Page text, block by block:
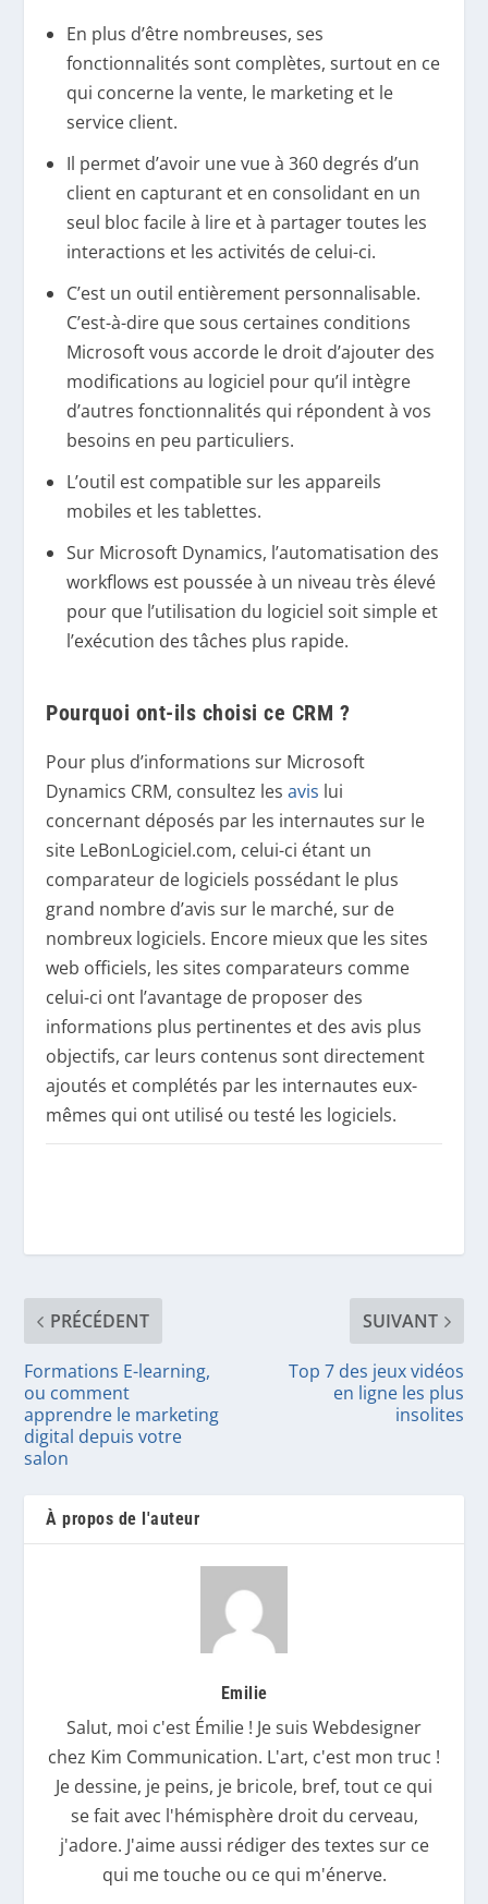
En plus d’être nombreuses, ses
fonctionnalités sont complètes, surtout en ce
qui concerne la vente, le marketing et le
service client.
Il permet d’avoir une vue à 360 degrés d’un
client en capturant et en consolidant en un
seul bloc facile à lire et à partager toutes les
interactions et les activités de celui-ci.
C’est un outil entièrement personnalisable.
C’est-à-dire que sous certaines conditions
Microsoft vous accorde le droit d’ajouter des
modifications au logiciel pour qu’il intègre
d’autres fonctionnalités qui répondent à vos
besoins en peu particuliers.
L’outil est compatible sur les appareils
mobiles et les tablettes.
Sur Microsoft Dynamics, l’automatisation des
workflows est poussée à un niveau très élevé
pour que l’utilisation du logiciel soit simple et
l’exécution des tâches plus rapide.
Pourquoi ont-ils choisi ce CRM ?
Pour plus d’informations sur Microsoft
Dynamics CRM, consultez lesavis lui
concernant déposés par les internautes sur le
site LeBonLogiciel.com, celui-ci étant un
comparateur de logiciels possédant le plus
grand nombre d’avis sur le marché, sur de
nombreux logiciels. Encore mieux que les sites
web officiels, les sites comparateurs comme
celui-ci ont l’avantage de proposer des
informations plus pertinentes et des avis plus
objectifs, car leurs contenus sont directement
ajoutés et complétés par les internautes eux-
mêmes qui ont utilisé ou testé les logiciels.
PRÉCÉDENT
Formations E-learning,
ou comment
apprendre le marketing
digital depuis votre
salon
SUIVANT
Top 7 des jeux vidéos
en ligne les plus
insolites
À propos de l'auteur
Emilie
Salut, moi c'est Émilie ! Je suis Webdesigner
chez Kim Communication. L'art, c'est mon truc !
Je dessine, je peins, je bricole, bref, tout ce qui
se fait avec l'hémisphère droit du cerveau,
j'adore. J'aime aussi rédiger des textes sur ce
qui me touche ou ce qui m'énerve.